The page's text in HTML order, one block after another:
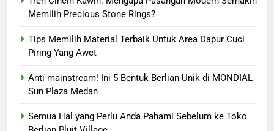
Memilih Precious Stone Rings?
Tips Memilih Material Terbaik Untuk Area Dapur Cuci
Piring Yang Awet
Anti-mainstream! Ini 5 Bentuk Berlian Unik di MONDIAL
Sun Plaza Medan
Semua Hal yang Perlu Anda Pahami Sebelum ke Toko